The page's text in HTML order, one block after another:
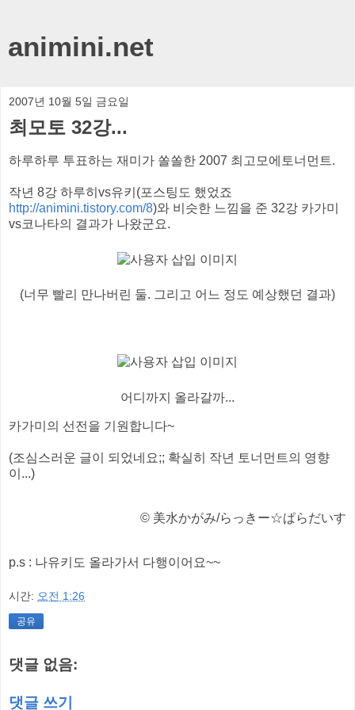
animini.net
2007년 10월 5일 금요일
최모토 32강...
하루하루 투표하는 재미가 쏠쏠한 2007 최고모에토너먼트.
작년 8강 하루히vs유키(포스팅도 했었죠
http://animini.tistory.com/8)와 비슷한 느낌을 준 32강 카가미
vs코나타의 결과가 나왔군요.
(너무 빨리 만나버린 둘. 그리고 어느 정도 예상했던 결과)
어디까지 올라갈까...
카가미의 선전을 기원합니다~
(조심스러운 글이 되었네요;; 확실히 작년 토너먼트의 영향
이...)
© 美水かがみ/らっきー☆ぱらだいす
p.s : 나유키도 올라가서 다행이어요~~
시간: 오전 1:26
공유
댓글 없음:
댓글 쓰기